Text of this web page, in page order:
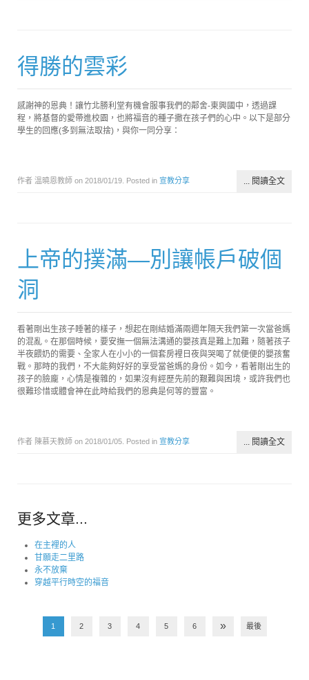
得勝的雲彩
感謝神的恩典！讓竹北勝利堂有機會服事我們的鄰舍-東興國中，透過課
程，將基督的愛帶進校園，也將福音的種子撒在孩子們的心中。以下是部分
學生的回應(多到無法取捨)，與你一同分享：
作者 溫曉恩教師 on 2018/01/19 . Posted in 宣教分享 ... 閱讀全文
上帝的撲滿—別讓帳戶破個
洞
看著剛出生孩子睡著的樣子，想起在剛結婚滿兩週年隔天我們第一次當爸媽
的混亂。在那個時候，要安撫一個無法溝通的嬰孩真是難上加難，隨著孩子
半夜餵奶的需要、全家人在小小的一個套房裡日夜與哭喝了就便便的嬰孩奮
戰。那時的我們，不大能夠好好的享受當爸媽的身份。如今，看著剛出生的
孩子的臉龐，心情是複雜的，如果沒有經歷先前的艱難與困境，或許我們也
很難珍惜或體會神在此時給我們的恩典是何等的豐富。
作者 陳慕天教師 on 2018/01/05 . Posted in 宣教分享 ... 閱讀全文
更多文章...
在主裡的人
甘願走二里路
永不放棄
穿越平行時空的福音
1 2 3 4 5 6 » 最後